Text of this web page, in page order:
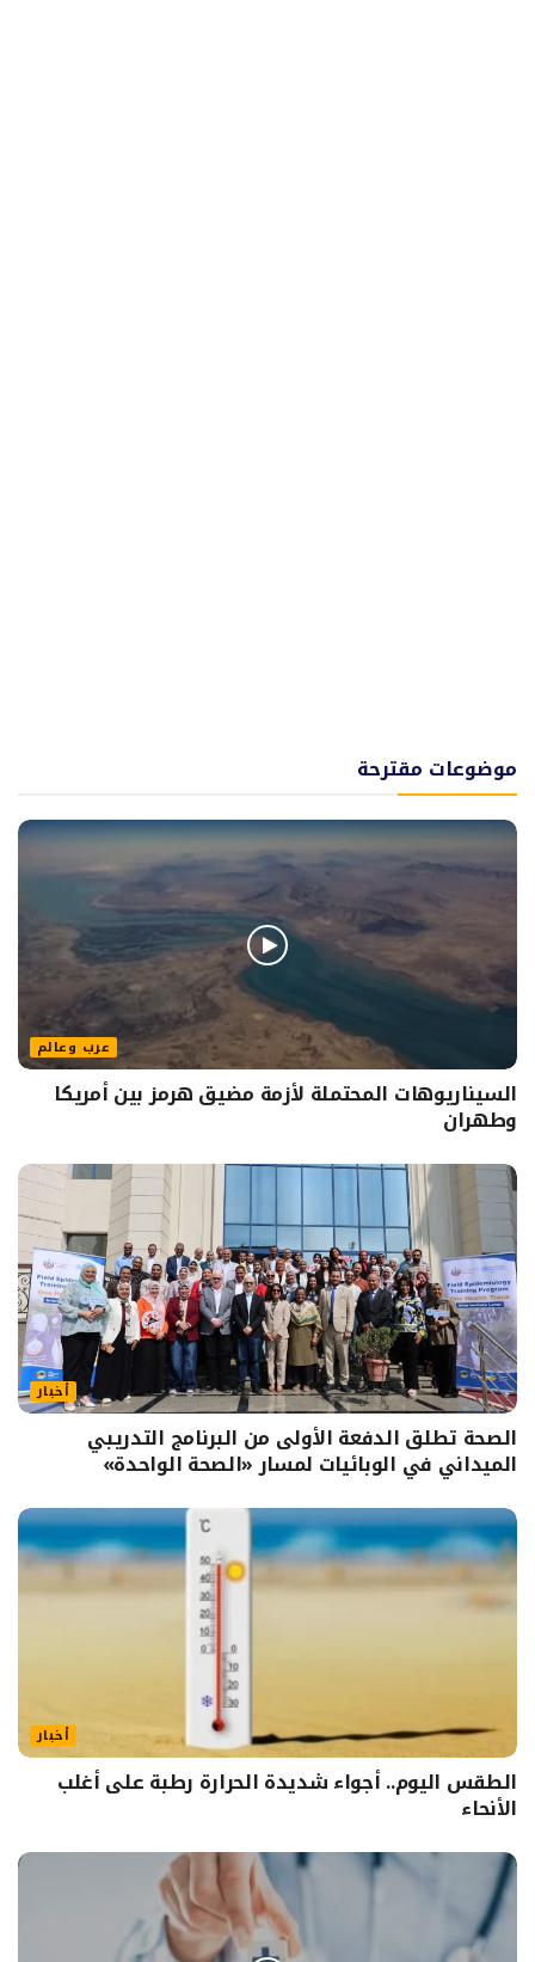
موضوعات مقترحة
عرب وعالم
السيناريوهات المحتملة لأزمة مضيق هرمز بين أمريكا
وطهران
أخبار
الصحة تطلق الدفعة الأولى من البرنامج التدريبي
الميداني في الوبائيات لمسار «الصحة الواحدة»
أخبار
الطقس اليوم.. أجواء شديدة الحرارة رطبة على أغلب
الأنحاء